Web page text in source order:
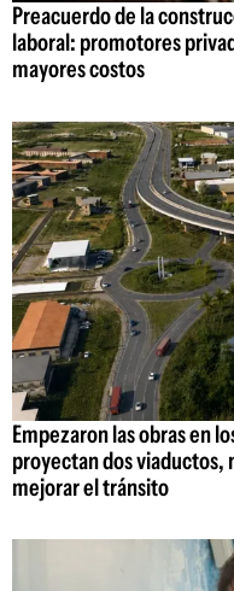
Preacuerdo de la
laboral: promotores
mayores costos
Empezaron las obras en
proyectan dos viaductos,
mejorar el tránsito